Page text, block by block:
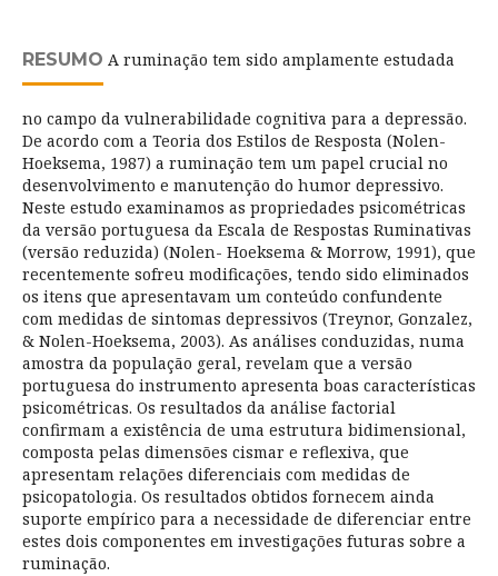
RESUMO A ruminação tem sido amplamente estudada
no campo da vulnerabilidade cognitiva para a depressão.
De acordo com a Teoria dos Estilos de Resposta (Nolen-
Hoeksema, 1987) a ruminação tem um papel crucial no
desenvolvimento e manutenção do humor depressivo.
Neste estudo examinamos as propriedades psicométricas
da versão portuguesa da Escala de Respostas Ruminativas
(versão reduzida) (Nolen- Hoeksema & Morrow, 1991), que
recentemente sofreu modificações, tendo sido eliminados
os itens que apresentavam um conteúdo confundente
com medidas de sintomas depressivos (Treynor, Gonzalez,
& Nolen-Hoeksema, 2003). As análises conduzidas, numa
amostra da população geral, revelam que a versão
portuguesa do instrumento apresenta boas características
psicométricas. Os resultados da análise factorial
confirmam a existência de uma estrutura bidimensional,
composta pelas dimensões cismar e reflexiva, que
apresentam relações diferenciais com medidas de
psicopatologia. Os resultados obtidos fornecem ainda
suporte empírico para a necessidade de diferenciar entre
estes dois componentes em investigações futuras sobre a
ruminação.